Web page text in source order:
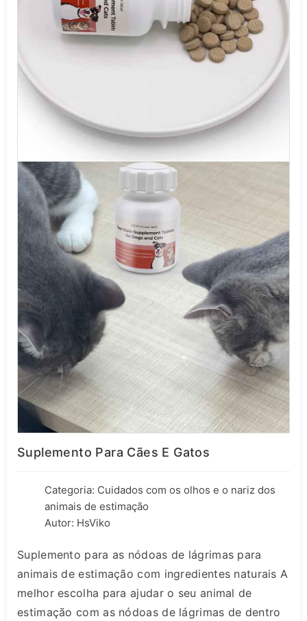
Suplemento Para Cães E Gatos
Categoria: Cuidados com os olhos e o nariz dos
animais de estimação
Autor: HsViko
Suplemento para as nódoas de lágrimas para
animais de estimação com ingredientes naturais A
melhor escolha para ajudar o seu animal de
estimação com as nódoas de lágrimas de dentro